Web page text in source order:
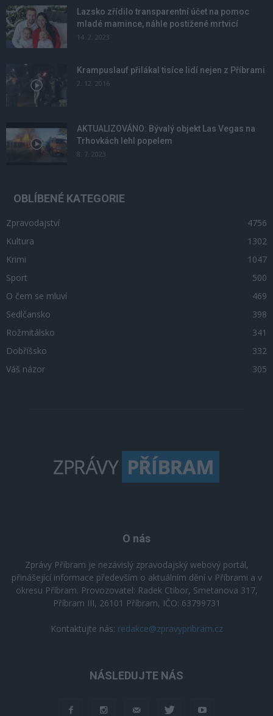
Lazsko zřídilo transparentní účet na pomoc
mladé mamince, náhle postižené mrtvicí
14. 2. 2023
Krampuslauf přilákal tisíce lidí nejen z Příbrami
2. 12. 2016
AKTUALIZOVÁNO: Bývalý objekt Las Vegas na
Trhovkách lehl popelem
8. 7. 2023
OBLÍBENÉ KATEGORIE
Zpravodajství
4756
Kultura
1302
Krimi
1047
Sport
500
O čem se mluví
469
Sedlčansko
398
Rožmitálsko
341
Dobříšsko
332
Váš názor
305
O nás
Zprávy Příbram je nezávislý zpravodajský webový portál,
přinášející informace především o aktuálním dění v Příbrami a v
okresu Příbram. Provozovatel: Radek Ctibor, Smetanova 317,
Příbram III, 26101 Příbram, IČO: 63799731
Kontaktujte nás: redakce@zpravypribram.cz
NÁSLEDUJTE NÁS